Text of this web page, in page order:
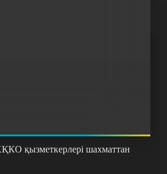
қызметкерлері шахматтан